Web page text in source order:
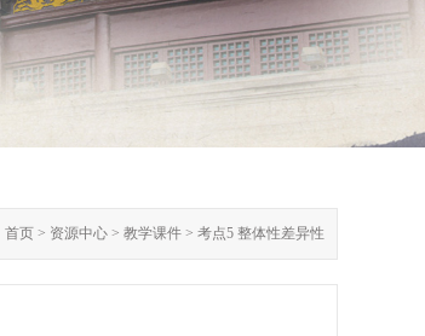
首页 > 资源中心 > 教学课件 > 考点5 整体性差异性